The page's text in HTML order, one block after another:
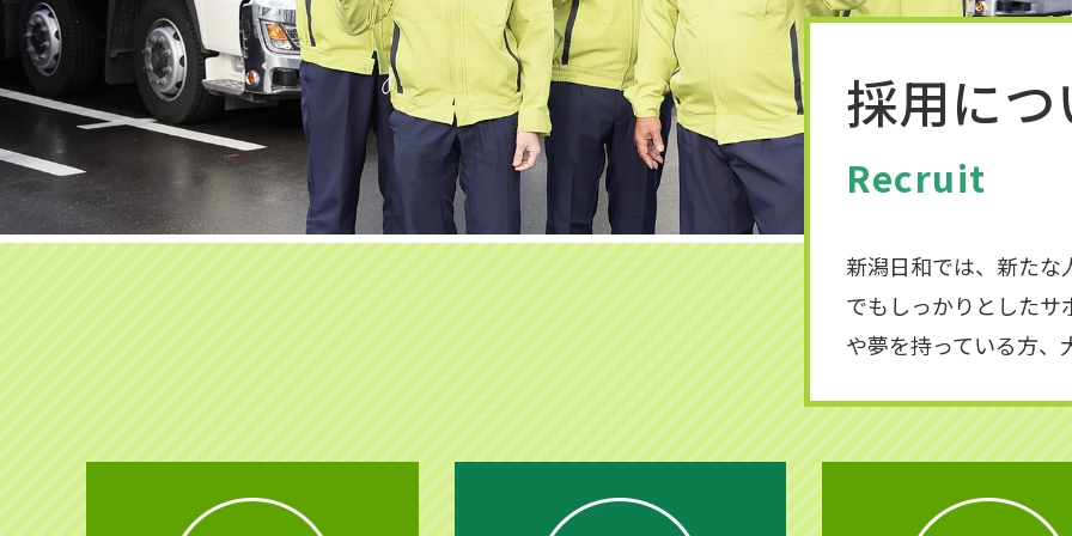
採用に
Recruit
新潟日和では、新たな
でもしっかりとしたサ
や夢を持っている方、